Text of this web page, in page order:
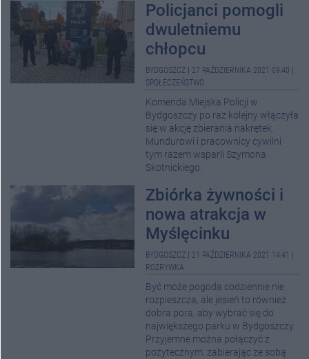
Policjanci pomogli
dwuletniemu
chłopcu
BYDGOSZCZ 27 PAŹDZIERNIKA 2021 09:40
SPOŁECZEŃSTWO
Komenda Miejska Policji w
Bydgoszczy po raz kolejny włączyła
się w akcję zbierania nakrętek.
Mundurowi i pracownicy cywilni
tym razem wsparli Szymona
Skotnickiego.
Zbiórka żywności i
nowa atrakcja w
Myślęcinku
BYDGOSZCZ 21 PAŹDZIERNIKA 2021 14:41
ROZRYWKA
Być może pogoda codziennie nie
rozpieszcza, ale jesień to również
dobra pora, aby wybrać się do
największego parku w Bydgoszczy.
Przyjemne można połączyć z
pożytecznym, zabierając ze sobą